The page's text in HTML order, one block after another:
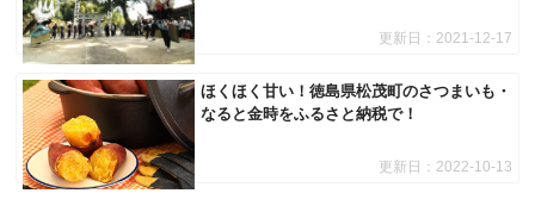
更新日： 2021-12-17
ほくほく甘い！徳島県松茂町のさつまいも・
なると金時をふるさと納税で！
更新日： 2022-10-13